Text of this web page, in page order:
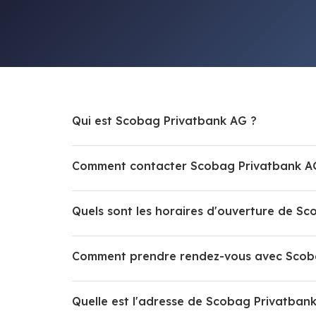
Qui est Scobag Privatbank AG ?
Comment contacter Scobag Privatbank
Quels sont les horaires d'ouverture de
Comment prendre rendez-vous avec
Quelle est l'adresse de Scobag